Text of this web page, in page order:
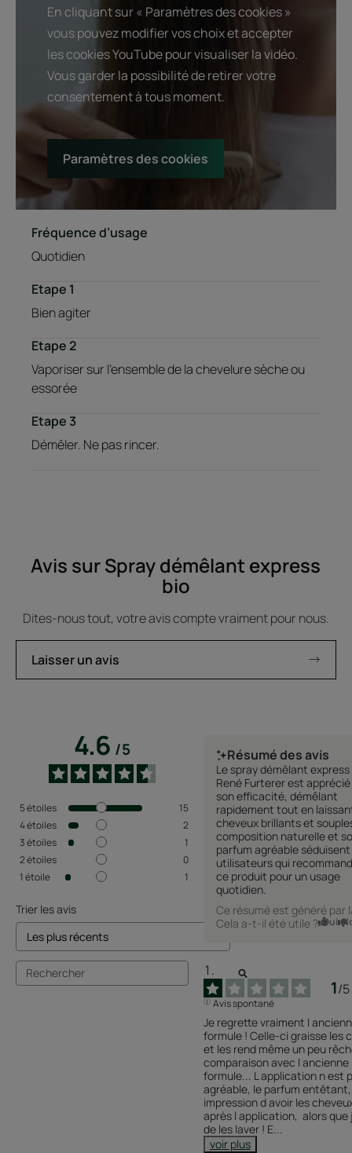
En cliquant sur « Paramètres des cookies »
vous pouvez modifier vos choix et accepter
les cookies YouTube pour visualiser la vidéo.
Vous garder la possibilité de retirer votre
consentement à tous moment.
Paramètres des cookies
Fréquence d’usage
Quotidien
Etape 1
Bien agiter
Etape 2
Vaporiser sur l’ensemble de la chevelure sèche ou
essorée
Etape 3
Démêler. Ne pas rincer.
Avis sur Spray démêlant express
bio
Dites-nous tout, votre avis compte vraiment pour nous.
Laisser un avis
4.6/5
5étoiles
15
4étoiles
2
3étoiles
1
2étoiles
0
1étoile 1
Trier les avis
Résumé des avis
Le spray démêlant express
René Furterer est
son efficacité, démêlant
rapidement tout en
cheveux brillants et
composition naturelle et
parfum agréable séduisent
utilisateurs qui
ce produit pour un usage
quotidien.
Ce résumé est généré par
Cela a-t-il été utile ? Oui
1/5
Avis spontané
Je regrette vraiment l
formule ! Celle-ci graisse les
et les rend même un peu
comparaison avec l ancienne
formule... L application n est
agréable, le parfum entêtant,
impression d avoir les
après l application,  alors que
de les laver ! E...
voir plus